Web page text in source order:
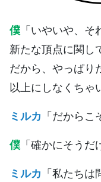
僕 「いやいや、
新たな頂点に関し
だから、やっぱり
以上にしなくちゃ
ミルカ 「だから
僕 「確かにそうだ
ミルカ 「私たち